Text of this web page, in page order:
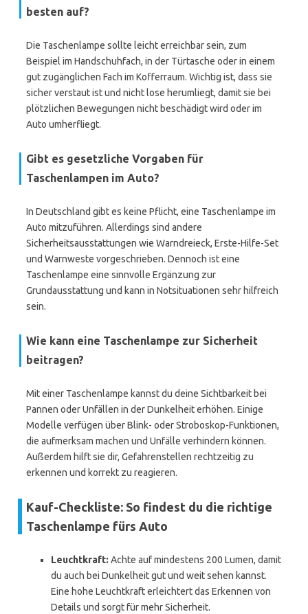
besten auf?
Die Taschenlampe sollte leicht erreichbar sein, zum
Beispiel im Handschuhfach, in der Türtasche oder in einem
gut zugänglichen Fach im Kofferraum. Wichtig ist, dass sie
sicher verstaut ist und nicht lose herumliegt, damit sie bei
plötzlichen Bewegungen nicht beschädigt wird oder im
Auto umherfliegt.
Gibt es gesetzliche Vorgaben für
Taschenlampen im Auto?
In Deutschland gibt es keine Pflicht, eine Taschenlampe im
Auto mitzuführen. Allerdings sind andere
Sicherheitsausstattungen wie Warndreieck, Erste-Hilfe-Set
und Warnweste vorgeschrieben. Dennoch ist eine
Taschenlampe eine sinnvolle Ergänzung zur
Grundausstattung und kann in Notsituationen sehr hilfreich
sein.
Wie kann eine Taschenlampe zur Sicherheit
beitragen?
Mit einer Taschenlampe kannst du deine Sichtbarkeit bei
Pannen oder Unfällen in der Dunkelheit erhöhen. Einige
Modelle verfügen über Blink- oder Stroboskop-Funktionen,
die aufmerksam machen und Unfälle verhindern können.
Außerdem hilft sie dir, Gefahrenstellen rechtzeitig zu
erkennen und korrekt zu reagieren.
Kauf-Checkliste: So findest du die richtige
Taschenlampe fürs Auto
Leuchtkraft: Achte auf mindestens 200 Lumen, damit
du auch bei Dunkelheit gut und weit sehen kannst.
Eine hohe Leuchtkraft erleichtert das Erkennen von
Details und sorgt für mehr Sicherheit.